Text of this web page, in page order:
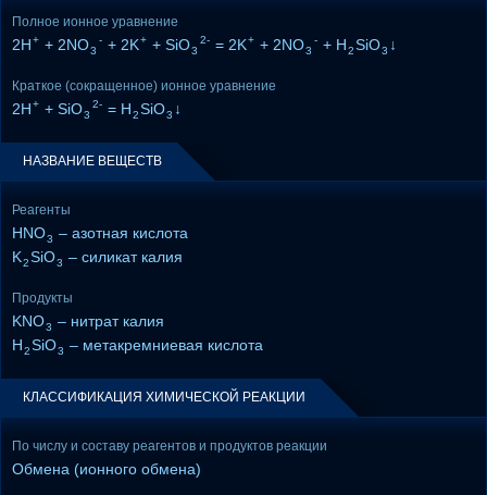
Полное ионное уравнение
2H+ + 2NO3
- + 2K+ + SiO3
2- = 2K+ + 2NO3
- + H2SiO3 ↓
Краткое (сокращенное) ионное уравнение
2H+ + SiO3
2- = H2SiO3 ↓
НАЗВАНИЕ ВЕЩЕСТВ
Реагенты
HNO3 – азотная кислота
K2SiO3 – силикат калия
Продукты
KNO3 – нитрат калия
H2SiO3 – метакремниевая кислота
КЛАССИФИКАЦИЯ ХИМИЧЕСКОЙ РЕАКЦИИ
По числу и составу реагентов и продуктов реакции
Обмена (ионного обмена)